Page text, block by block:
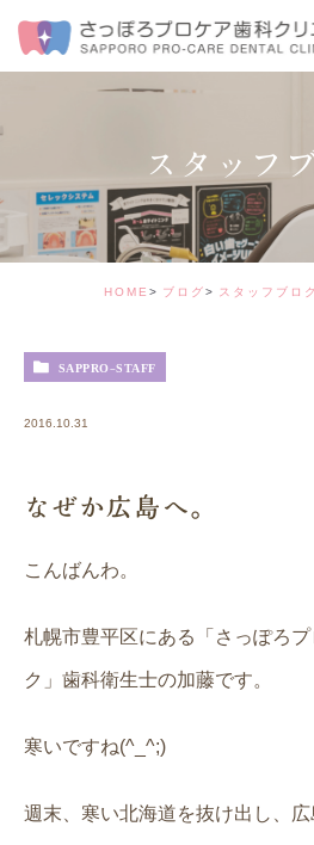
スタッフ
HOME ブログ スタッフブロ
SAPPRO-STAFF
2016.10.31
なぜか広島へ。
こんばんわ。
札幌市豊平区にある「さっぽろ
ク」歯科衛生士の加藤です。
寒いですね(^_^;)
週末、寒い北海道を抜け出し、広